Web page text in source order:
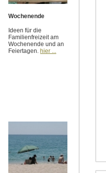
Wochenende
Ideen für die
Familienfreizeit am
Wochenende und an
Feiertagen.hier ...